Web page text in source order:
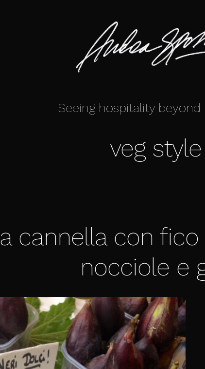
Seeing hospitality beyond
veg style
cannella con
nocciole e